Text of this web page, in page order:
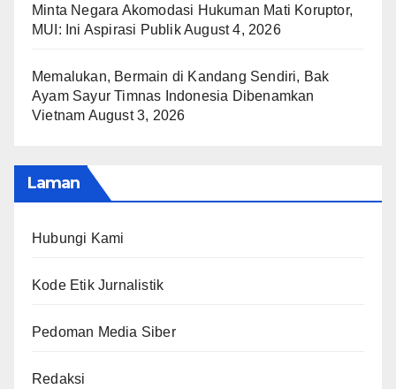
Minta Negara Akomodasi Hukuman Mati Koruptor,
MUI: Ini Aspirasi PublikAugust 4, 2026
Memalukan, Bermain di Kandang Sendiri, Bak
Ayam Sayur Timnas Indonesia Dibenamkan
Vietnam August 3, 2026
Laman
Hubungi Kami
Kode Etik Jurnalistik
Pedoman Media Siber
Redaksi